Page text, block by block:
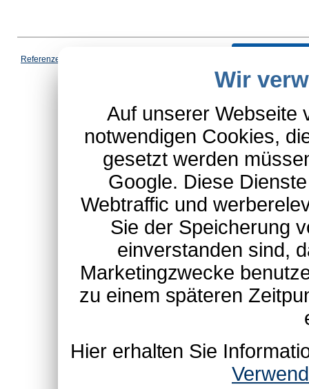
Referenzen
*Schulte-Hauptkatalog,
Wir
Auf unserer Webseite
notwendigen Cookies,
gesetzt werden
Google. Diese
Webtraffic und
Sie der Speicherung
einverstanden sind,
Marketingzwecke
zu einem späteren
Hier erhalten Sie